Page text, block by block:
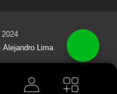
Alejandro Lima